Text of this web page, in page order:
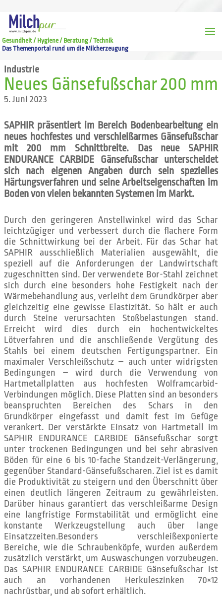
Gesundheit / Hygiene / Beratung / Technik
Das Themenportal rund um die Milcherzeugung
Industrie
Neues Gänsefußschar 200 mm
5. Juni 2023
SAPHIR präsentiert im Bereich Bodenbearbeitung ein
neues hochfestes und verschleißarmes Gänsefußschar
mit 200 mm Schnittbreite. Das neue SAPHIR
ENDURANCE CARBIDE Gänsefußschar unterscheidet
sich nach eigenen Angaben durch sein spezielles
Härtungsverfahren und seine Arbeitseigenschaften im
Boden von vielen bekannten Systemen im Markt.
Durch den geringeren Anstellwinkel wird das Schar
leichtzügiger und verbessert durch die flachere Form
die Schnittwirkung bei der Arbeit. Für das Schar hat
SAPHIR ausschließlich Materialien ausgewählt, die
speziell auf die Anforderungen der Landwirtschaft
zugeschnitten sind. Der verwendete Bor-Stahl zeichnet
sich durch eine besonders hohe Festigkeit nach der
Wärmebehandlung aus, verleiht dem Grundkörper aber
gleichzeitig eine gewisse Elastizität. So hält er auch
durch Steine verursachten Stoßbelastungen stand.
Erreicht wird dies durch ein hochentwickeltes
Lötverfahren und die anschließende Vergütung des
Stahls bei einem deutschen Fertigungspartner. Ein
maximaler Verschleißschutz – auch unter widrigsten
Bedingungen – wird durch die Verwendung von
Hartmetallplatten aus hochfesten Wolframcarbid-
Verbindungen möglich. Diese Platten sind an besonders
beanspruchten Bereichen des Schars in den
Grundkörper eingefasst und damit fest im Gefüge
verankert. Der verstärkte Einsatz von Hartmetall im
SAPHIR ENDURANCE CARBIDE Gänsefußschar sorgt
unter trockenen Bedingungen und bei sehr abrasiven
Böden für eine 6 bis 10-fache Standzeit-Verlängerung,
gegenüber Standard-Gänsefußscharen. Ziel ist es damit
die Produktivität zu steigern und den Überschnitt über
einen deutlich längeren Zeitraum zu gewährleisten.
Darüber hinaus garantiert das verschleißarme Design
eine langfristige Formstabilität und ermöglicht eine
konstante Werkzeugstellung auch über lange
Einsatzzeiten.Besonders verschleißexponierte
Bereiche, wie die Schraubenköpfe, wurden außerdem
zusätzlich verstärkt, um Auswaschungen vorzubeugen.
Das SAPHIR ENDURANCE CARBIDE Gänsefußschar ist
auch an vorhandenen Herkuleszinken 70×12
nachrüstbar, und ab sofort erhältlich.